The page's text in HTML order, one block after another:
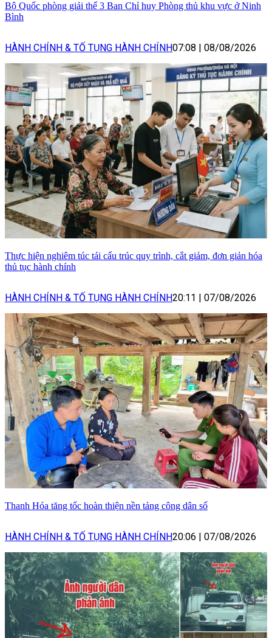
Bộ Quốc phòng giải thể 3 Ban Chỉ huy Phòng thủ khu vực ở Ninh
Bình
HÀNH CHÍNH & TỐ TỤNG HÀNH CHÍNH07:08 08/08/2026
Thực hiện nghiêm túc tái cấu trúc quy trình, cắt giảm, đơn giản hóa
thủ tục hành chính
HÀNH CHÍNH & TỐ TỤNG HÀNH CHÍNH20:11 07/08/2026
Thanh Hóa tăng tốc hoàn thiện nền tảng công dân số
HÀNH CHÍNH & TỐ TỤNG HÀNH CHÍNH20:06 07/08/2026